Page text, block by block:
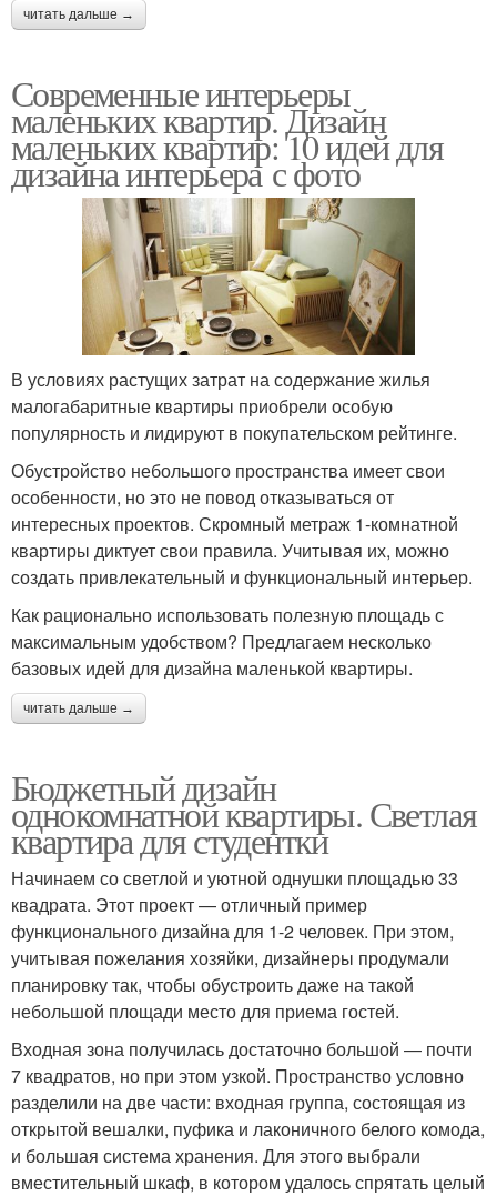
читать дальше →
Современные интерьеры
маленьких квартир. Дизайн
маленьких квартир: 10 идей для
дизайна интерьера с фото
В условиях растущих затрат на содержание жилья
малогабаритные квартиры приобрели особую
популярность и лидируют в покупательском рейтинге.
Обустройство небольшого пространства имеет свои
особенности, но это не повод отказываться от
интересных проектов. Скромный метраж 1-комнатной
квартиры диктует свои правила. Учитывая их, можно
создать привлекательный и функциональный интерьер.
Как рационально использовать полезную площадь с
максимальным удобством? Предлагаем несколько
базовых идей для дизайна маленькой квартиры.
читать дальше →
Бюджетный дизайн
однокомнатной квартиры. Светлая
квартира для студентки
Начинаем со светлой и уютной однушки площадью 33
квадрата. Этот проект — отличный пример
функционального дизайна для 1-2 человек. При этом,
учитывая пожелания хозяйки, дизайнеры продумали
планировку так, чтобы обустроить даже на такой
небольшой площади место для приема гостей.
Входная зона получилась достаточно большой — почти
7 квадратов, но при этом узкой. Пространство условно
разделили на две части: входная группа, состоящая из
открытой вешалки, пуфика и лаконичного белого комода,
и большая система хранения. Для этого выбрали
вместительный шкаф, в котором удалось спрятать целый